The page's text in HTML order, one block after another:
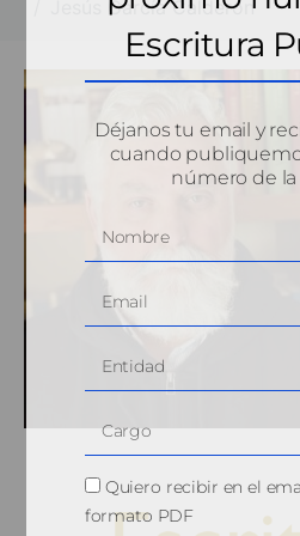
Jesús García Calderón
Escritura
Déjanos tu email y
cuando
número de la
Quiero recibir en el
formato PDF